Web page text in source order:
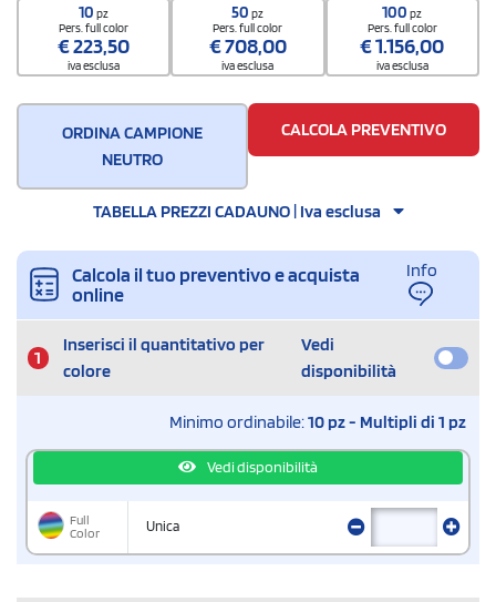
10pz
Pers. full color
€223,50
iva esclusa
50pz
Pers. full color
€708,00
iva esclusa
100pz
Pers. full color
€1.156,00
iva esclusa
ORDINA CAMPIONE
NEUTRO
CALCOLA PREVENTIVO
TABELLA PREZZI CADAUNO | Iva esclusa
Calcola il tuo preventivo e acquista
online
Info
1
Inserisci il quantitativo per
colore
Vedi
disponibilità
Minimo ordinabile:10 pz - Multipli di 1 pz
Vedi disponibilità
Full
Color
Unica